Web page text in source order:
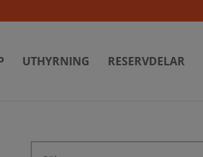
UTHYRNING RESERVDELAR